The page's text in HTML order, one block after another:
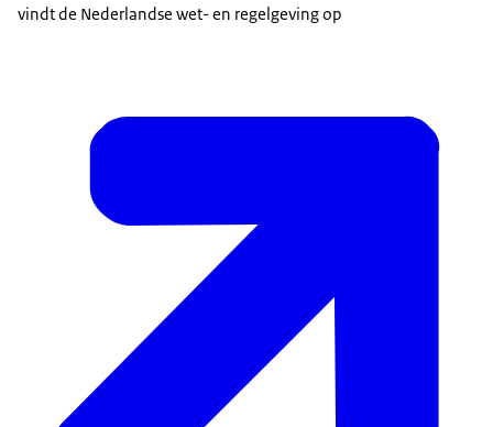
vindt de Nederlandse wet- en regelgeving op